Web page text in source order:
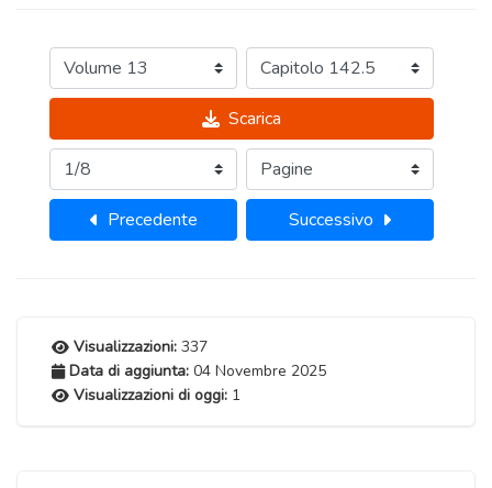
Scarica
Precedente Successivo
Visualizzazioni: 337
Data di aggiunta: 04 Novembre 2025
Visualizzazioni di oggi: 1